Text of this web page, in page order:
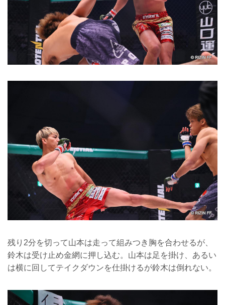
残り2分を切って山本は走って組みつき胸を合わせるが、
鈴木は受け止め金網に押し込む。山本は足を掛け、あるい
は横に回してテイクダウンを仕掛けるが鈴木は倒れない。